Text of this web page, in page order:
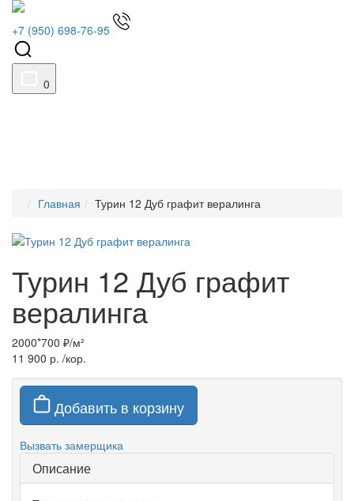
+7 (950) 698-76-95
0
Главная Турин 12 Дуб графит вералинга
Турин 12 Дуб графит
вералинга
2000*700 ₽/м²
11 900 р. /кор.
Добавить в корзину
Вызвать замерщика
Описание